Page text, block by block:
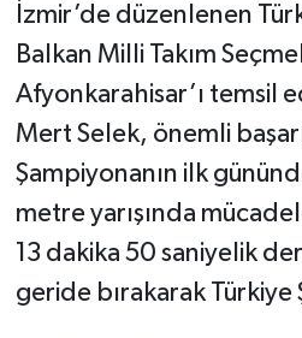
İzmir’de düzenlenen
Balkan Milli Takım
Afyonkarahisar’ı temsil
Mert Selek, önemli
Şampiyonanın ilk
metre yarışında
13 dakika 50 saniyelik
geride bırakarak